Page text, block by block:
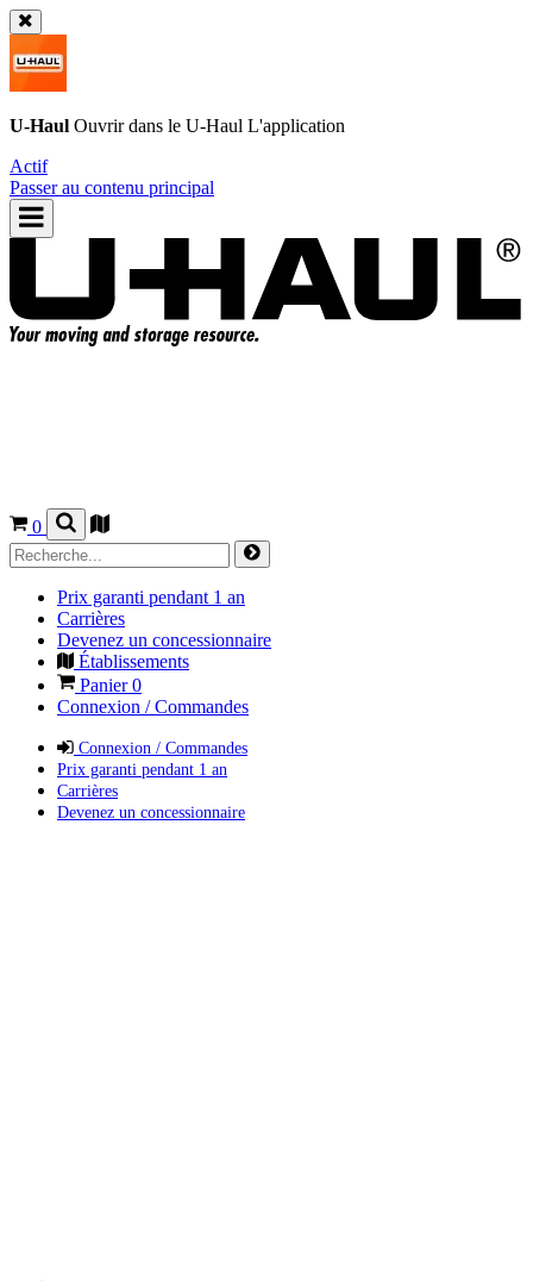
U-Haul Ouvrir dans le U-Haul L'application
Actif
Passer au contenu principal
0
Prix garanti pendant 1 an
Carrières
Devenez un concessionnaire
Établissements
Panier0
Connexion / Commandes
Connexion / Commandes
Prix garanti pendant 1 an
Carrières
Devenez un concessionnaire